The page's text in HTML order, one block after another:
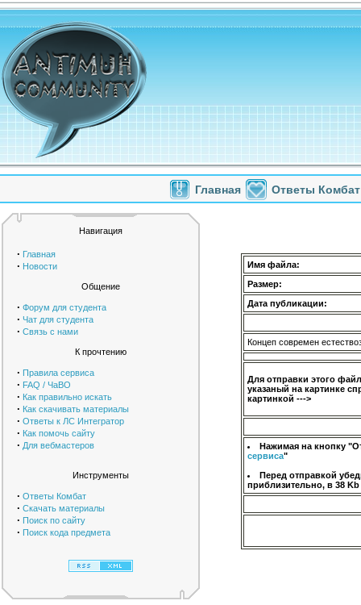
Главная Ответы Комбат
Навигация
· Главная
· Новости
Общение
· Форум для студента
· Чат для студента
· Связь с нами
К прочтению
· Правила сервиса
· FAQ / ЧаВО
· Как правильно искать
· Как скачивать материалы
· Ответы к ЛС Интегратор
· Как помочь сайту
· Для вебмастеров
Инструменты
· Ответы Комбат
· Скачать материалы
· Поиск по сайту
· Поиск кода предмета
Имя файла:
Размер:
Дата публикации:
Концеп современ
Для отправки этого
указаный на картинке
картинкой --->
Нажимая на кнопку
сервиса"
Перед отправкой
приблизительно, в 38 Kb